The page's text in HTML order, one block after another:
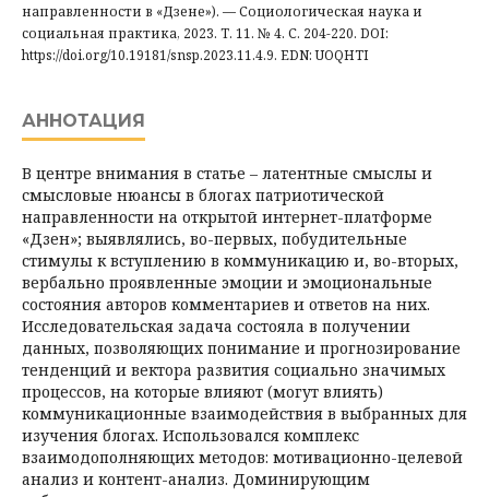
направленности в «Дзене»). — Социологическая наука и
социальная практика, 2023. Т. 11. № 4. С. 204-220. DOI:
https://doi.org/10.19181/snsp.2023.11.4.9. EDN: UOQHTI
АННОТАЦИЯ
В центре внимания в статье – латентные смыслы и
смысловые нюансы в блогах патриотической
направленности на открытой интернет-платформе
«Дзен»; выявлялись, во-первых, побудительные
стимулы к вступлению в коммуникацию и, во-вторых,
вербально проявленные эмоции и эмоциональные
состояния авторов комментариев и ответов на них.
Исследовательская задача состояла в получении
данных, позволяющих понимание и прогнозирование
тенденций и вектора развития социально значимых
процессов, на которые влияют (могут влиять)
коммуникационные взаимодействия в выбранных для
изучения блогах. Использовался комплекс
взаимодополняющих методов: мотивационно-целевой
анализ и контент-анализ. Доминирующим